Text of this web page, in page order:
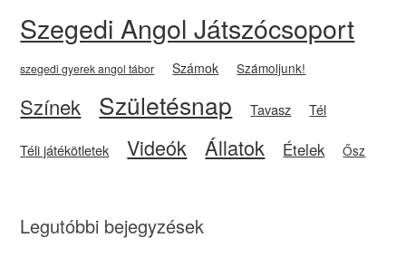
Szegedi Angol Játszócsoport
szegedi gyerek angol tábor Számok Számoljunk!
Színek Születésnap Tavasz Tél
Téli játékötletek Videók Állatok Ételek Ősz
Legutóbbi bejegyzések